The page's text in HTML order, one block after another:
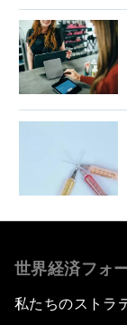
世界経済フォ
私たちのストラ